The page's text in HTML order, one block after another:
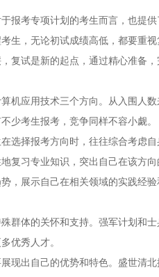
报考专项计划的考生而言，也提
生，无论初试成绩高低，都要重
复试是新的起点，通过精心准备，
机应用技术三个方向。从入围人
少考生报考，竞争同样不容小觑。
选择报考方向时，往往综合考虑
复习专业知识，突出自己在该方
，展示自己在相关领域的实践经验
群体的关怀和支持。强军计划和
优秀人才。
现出自己的优势和特色。盛世清